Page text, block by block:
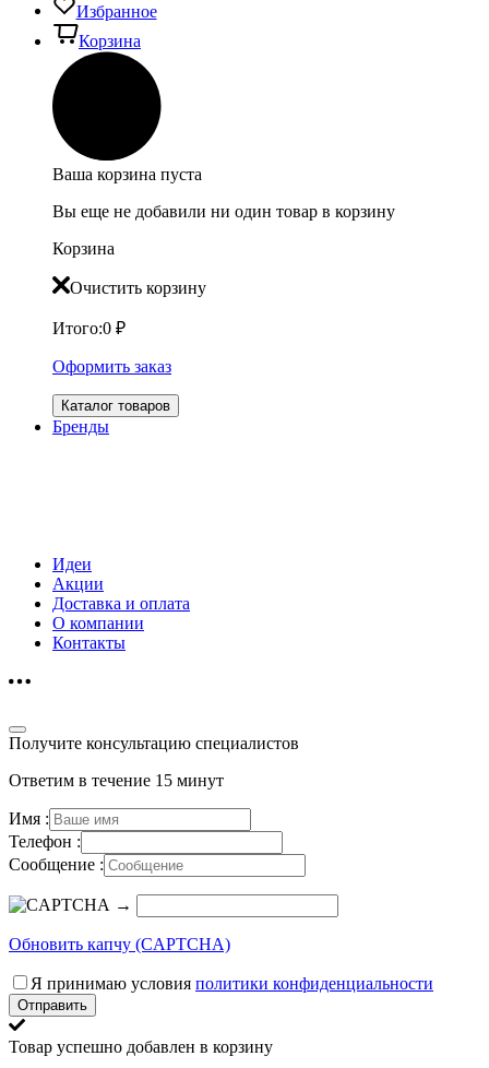
Избранное
Корзина
Ваша корзина пуста
Вы еще не добавили ни один товар в корзину
Корзина
Очистить корзину
Итого:0 ₽
Оформить заказ
Каталог товаров
Бренды
Идеи
Акции
Доставка и оплата
О компании
Контакты
Получите консультацию специалистов
Ответим в течение 15 минут
Имя :
Телефон :
Сообщение :
→
Обновить капчу (CAPTCHA)
Я принимаю условия политики конфиденциальности
Отправить
Товар успешно добавлен в корзину